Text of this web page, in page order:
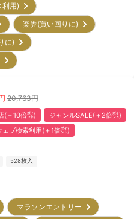
利用)
楽券(買い回りに)
りに)
)
20,763円
(＋10倍㌽)
ジャンルSALE(＋2倍㌽)
ェブ検索利用(＋1倍㌽)
528枚入
マラソンエントリー